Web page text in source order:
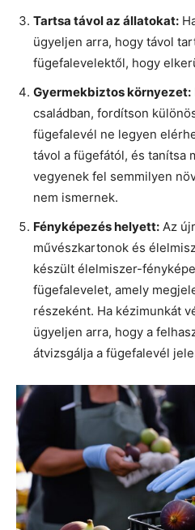
Tartsa távol az állatokat:
ügyeljen arra, hogy távol
fügefalevelektől, hogy
Gyermekbiztos környezet:
családban, fordítson
fügefalevél ne legyen
távol a fügefától, és tanítsa
vegyenek fel semmilyen
nem ismernek.
Fényképezés helyett: Az
művészkartonok és
készült élelmiszer-
fügefalevelet, amely
részeként. Ha kézimunkát
ügyeljen arra, hogy a
átvizsgálja a fügefalevél